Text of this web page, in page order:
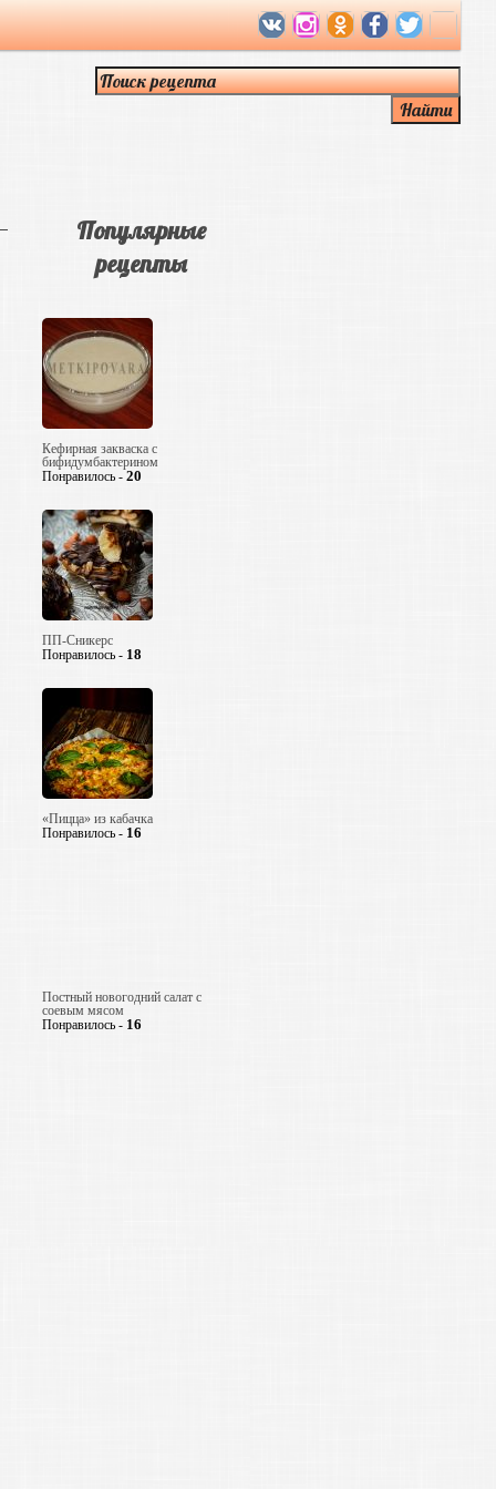
Популярные
рецепты
Кефирная закваска с
бифидумбактерином
Понравилось - 20
ПП-Сникерс
Понравилось - 18
«Пицца» из кабачка
Понравилось - 16
Постный новогодний салат с
соевым мясом
Понравилось - 16